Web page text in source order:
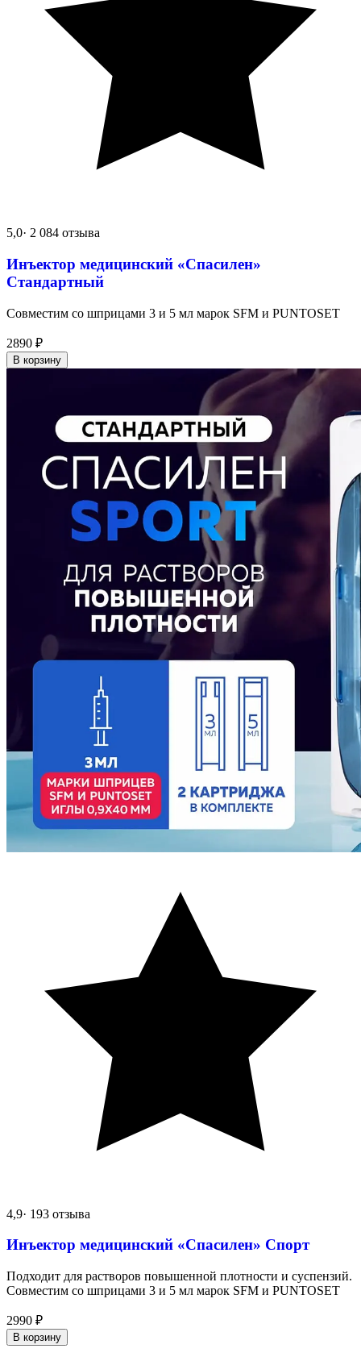
5,0· 2 084 отзыва
Инъектор медицинский «Спасилен»
Стандартный
Совместим со шприцами 3 и 5 мл марок SFM и PUNTOSET
2890 ₽
В корзину
4,9· 193 отзыва
Инъектор медицинский «Спасилен» Спорт
Подходит для растворов повышенной плотности и суспензий.
Совместим со шприцами 3 и 5 мл марок SFM и PUNTOSET
2990 ₽
В корзину